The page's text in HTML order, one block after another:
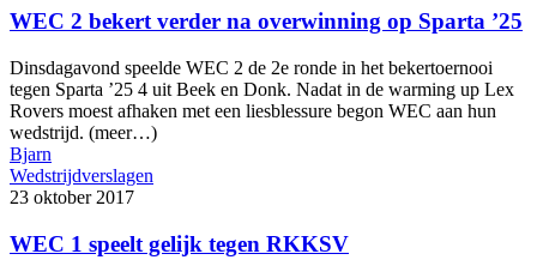
WEC 2 bekert verder na overwinning op Sparta ’25
Dinsdagavond speelde WEC 2 de 2e ronde in het bekertoernooi
tegen Sparta ’25 4 uit Beek en Donk. Nadat in de warming up Lex
Rovers moest afhaken met een liesblessure begon WEC aan hun
wedstrijd. (meer…)
Bjarn
Wedstrijdverslagen
23 oktober 2017
WEC 1 speelt gelijk tegen RKKSV